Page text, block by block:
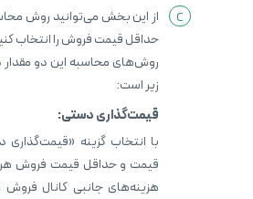
از این بخش می‌توانید روش
حداقل قیمت فروش را انتخاب
روش‌های محاسبه این دو مقدار
زیر است:
قیمت‌گذاری دستی:
با انتخاب گزینه «قیمت‌گذاری
قیمت و حداقل قیمت فروش هر
هزینه‌های جانبی کانال